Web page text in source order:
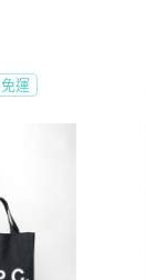
免運